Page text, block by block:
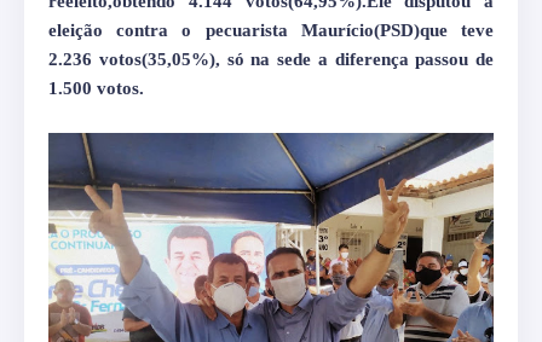
eleição contra o pecuarista Maurício(PSD)que teve
2.236 votos(35,05%), só na sede a diferença passou de
1.500 votos.